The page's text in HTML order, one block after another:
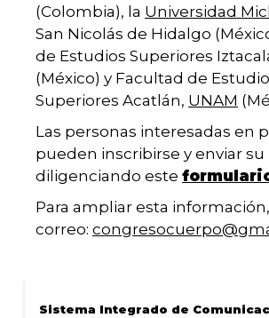
(Colombia), la Universidad
San Nicolás de Hidalgo
de Estudios Superiores
(México) y Facultad de
Superiores Acatlán, UNAM
Las personas interesadas en
pueden inscribirse y enviar
diligenciando este
Para ampliar esta información,
correo:
Sistema Integrado de